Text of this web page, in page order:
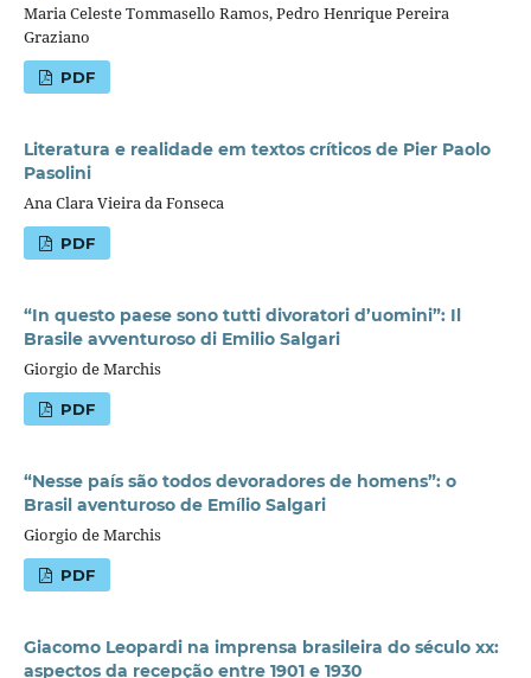
Maria Celeste Tommasello Ramos, Pedro Henrique Pereira
Graziano
PDF
Literatura e realidade em textos críticos de Pier Paolo
Pasolini
Ana Clara Vieira da Fonseca
PDF
“In questo paese sono tutti divoratori d’uomini”: Il
Brasile avventuroso di Emilio Salgari
Giorgio de Marchis
PDF
“Nesse país são todos devoradores de homens”: o
Brasil aventuroso de Emílio Salgari
Giorgio de Marchis
PDF
Giacomo Leopardi na imprensa brasileira do século xx:
aspectos da recepção entre 1901 e 1930